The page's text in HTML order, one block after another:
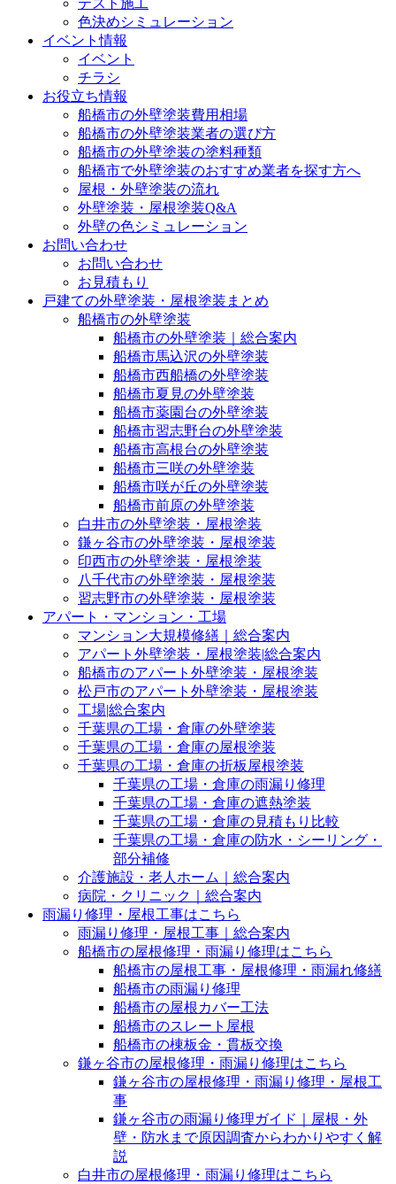
テスト施工
色決めシミュレーション
イベント情報
イベント
チラシ
お役立ち情報
船橋市の外壁塗装費用相場
船橋市の外壁塗装業者の選び方
船橋市の外壁塗装の塗料種類
船橋市で外壁塗装のおすすめ業者を探す方へ
屋根・外壁塗装の流れ
外壁塗装・屋根塗装Q&A
外壁の色シミュレーション
お問い合わせ
お問い合わせ
お見積もり
戸建ての外壁塗装・屋根塗装まとめ
船橋市の外壁塗装
船橋市の外壁塗装｜総合案内
船橋市馬込沢の外壁塗装
船橋市西船橋の外壁塗装
船橋市夏見の外壁塗装
船橋市薬園台の外壁塗装
船橋市習志野台の外壁塗装
船橋市高根台の外壁塗装
船橋市三咲の外壁塗装
船橋市咲が丘の外壁塗装
船橋市前原の外壁塗装
白井市の外壁塗装・屋根塗装
鎌ヶ谷市の外壁塗装・屋根塗装
印西市の外壁塗装・屋根塗装
八千代市の外壁塗装・屋根塗装
習志野市の外壁塗装・屋根塗装
アパート・マンション・工場
マンション大規模修繕｜総合案内
アパート外壁塗装・屋根塗装|総合案内
船橋市のアパート外壁塗装・屋根塗装
松戸市のアパート外壁塗装・屋根塗装
工場|総合案内
千葉県の工場・倉庫の外壁塗装
千葉県の工場・倉庫の屋根塗装
千葉県の工場・倉庫の折板屋根塗装
千葉県の工場・倉庫の雨漏り修理
千葉県の工場・倉庫の遮熱塗装
千葉県の工場・倉庫の見積もり比較
千葉県の工場・倉庫の防水・シーリング・
部分補修
介護施設・老人ホーム｜総合案内
病院・クリニック｜総合案内
雨漏り修理・屋根工事はこちら
雨漏り修理・屋根工事｜総合案内
船橋市の屋根修理・雨漏り修理はこちら
船橋市の屋根工事・屋根修理・雨漏れ修繕
船橋市の雨漏り修理
船橋市の屋根カバー工法
船橋市のスレート屋根
船橋市の棟板金・貫板交換
鎌ヶ谷市の屋根修理・雨漏り修理はこちら
鎌ヶ谷市の屋根修理・雨漏り修理・屋根工
事
鎌ヶ谷市の雨漏り修理ガイド｜屋根・外
壁・防水まで原因調査からわかりやすく解
説
白井市の屋根修理・雨漏り修理はこちら